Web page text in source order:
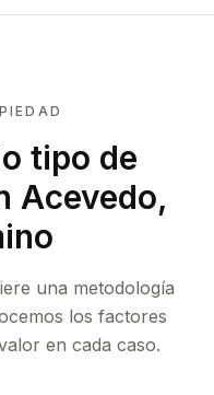
tipo de
Acevedo,
una metodología
los factores
en cada caso.